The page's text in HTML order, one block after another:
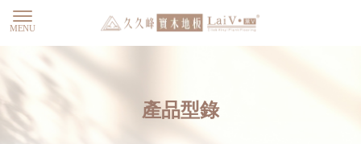
產品型錄